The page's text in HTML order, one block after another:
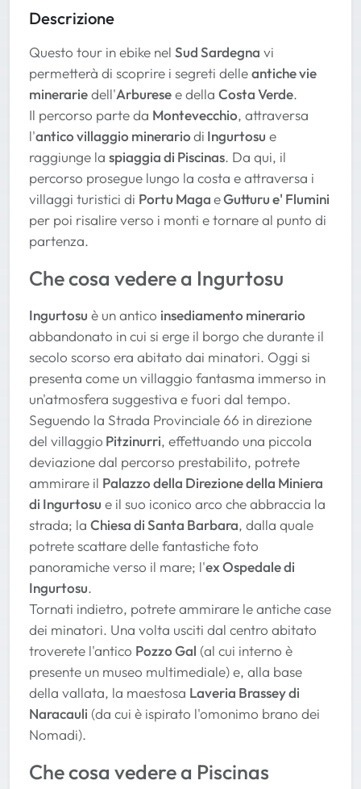
Descrizione
Questo tour in ebike nel Sud Sardegna vi
permetterà di scoprire i segreti delleantiche vie
minerariedell'Arburesee della Costa Verde.
Il percorso parte da Montevecchio, attraversa
l'antico villaggio minerariodi Ingurtosu e
raggiunge la spiaggia di Piscinas. Da qui, il
percorso prosegue lungo la costa e attraversa i
villaggi turistici di Portu MagaeGutturu e' Flumini
per poi risalire verso i monti e tornare al punto di
partenza.
Che cosa vedere a Ingurtosu
Ingurtosu è un antico insediamento minerario
abbandonato in cui si erge il borgo che durante il
secolo scorso era abitato dai minatori. Oggi si
presenta come un villaggio fantasma immerso in
un'atmosfera suggestiva e fuori dal tempo.
Seguendo la Strada Provinciale 66 in direzione
del villaggio Pitzinurri, effettuando una piccola
deviazione dal percorso prestabilito, potrete
ammirare il Palazzo della Direzione della Miniera
di Ingurtosu e il suo iconico arco che abbraccia la
strada; la Chiesa di Santa Barbara, dalla quale
potrete scattare delle fantastiche foto
panoramiche verso il mare; l'ex Ospedale di
Ingurtosu.
Tornati indietro, potrete ammirare le antiche case
dei minatori. Una volta usciti dal centro abitato
troverete l'antico Pozzo Gal (al cui interno è
presente un museo multimediale) e, alla base
della vallata, la maestosa Laveria Brassey di
Naracauli (da cui è ispirato l'omonimo brano dei
Nomadi).
Che cosa vedere a Piscinas